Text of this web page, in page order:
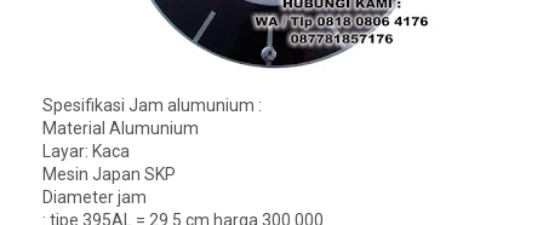
Spesifikasi Jam alumunium :
Material Alumunium
Layar: Kaca
Mesin Japan SKP
Diameter jam
: tipe 395AL = 29.5 cm harga 300.000